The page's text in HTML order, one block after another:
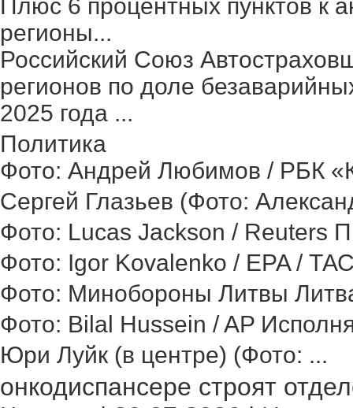
Плюс 6 процентных пунктов к
регионы...
Российский Союз
регионов по доле
2025 года ...
Политика
Фото: Андрей Любимов / РБК
Сергей Глазьев (Фото:
Фото: Lucas Jackson / Reuters
Фото: Igor Kovalenko / EPA /
Фото: Минобороны Литвы
Фото: Bilal Hussein / AP
Юри Луйк (в центре) (Фото: ...
онкодиспансере строят